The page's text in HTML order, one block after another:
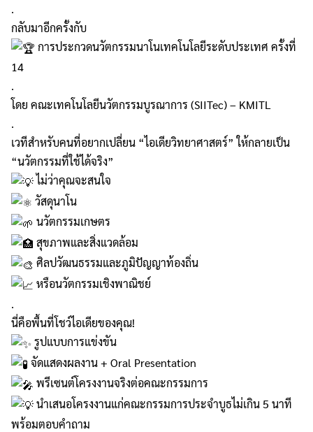
.
กลับมาอีกครั้งกับ
การประกวดนวัตกรรมนาโนเทคโนโลยีระดับประเทศ ครั้งที่
14
.
โดย คณะเทคโนโลยีนวัตกรรมบูรณาการ (SIITec) – KMITL
.
เวทีสำหรับคนที่อยากเปลี่ยน “ไอเดียวิทยาศาสตร์” ให้กลายเป็น
“นวัตกรรมที่ใช้ได้จริง”
ไม่ว่าคุณจะสนใจ
วัสดุนาโน
นวัตกรรมเกษตร
สุขภาพและสิ่งแวดล้อม
ศิลปวัฒนธรรมและภูมิปัญญาท้องถิ่น
หรือนวัตกรรมเชิงพาณิชย์
.
นี่คือพื้นที่โชว์ไอเดียของคุณ!
รูปแบบการแข่งขัน
จัดแสดงผลงาน + Oral Presentation
พรีเซนต์โครงงานจริงต่อคณะกรรมการ
นำเสนอโครงงานแก่คณะกรรมการประจำบูธไม่เกิน 5 นาที
พร้อมตอบคำถาม